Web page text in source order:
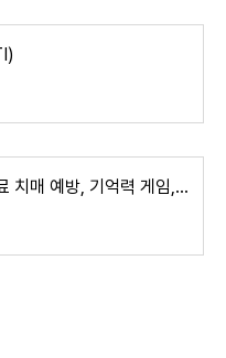
뇌깜빡할사이 (무료 치매 예방, 기억력 게임, 뇌훈련) - Google Play 앱